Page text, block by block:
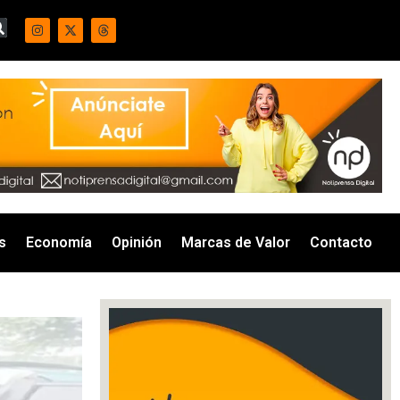
Economía Opinión Marcas de Valor Contacto